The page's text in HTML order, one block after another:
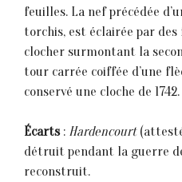
feuilles. La nef précédée
torchis, est éclairée par
clocher surmontant la
tour carrée coiffée d’une
conservé une cloche de 1742.
Écarts: Hardencourt
détruit pendant la guerre
reconstruit.